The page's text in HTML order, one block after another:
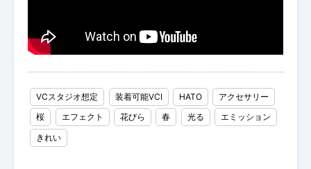
VCスタジオ想定 装着可能VCI HATO
アクセサリー
桜
エフェクト 花びら 春 光る
エミッション
きれい